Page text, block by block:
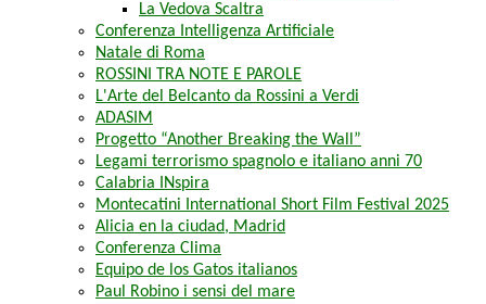
La Vedova Scaltra
Conferenza Intelligenza Artificiale
Natale di Roma
ROSSINI TRA NOTE E PAROLE
L'Arte del Belcanto da Rossini a Verdi
ADASIM
Progetto “Another Breaking the Wall”
Legami terrorismo spagnolo e italiano anni 70
Calabria INspira
Montecatini International Short Film Festival 2025
Alicia en la ciudad, Madrid
Conferenza Clima
Equipo de los Gatos italianos
Paul Robino i sensi del mare